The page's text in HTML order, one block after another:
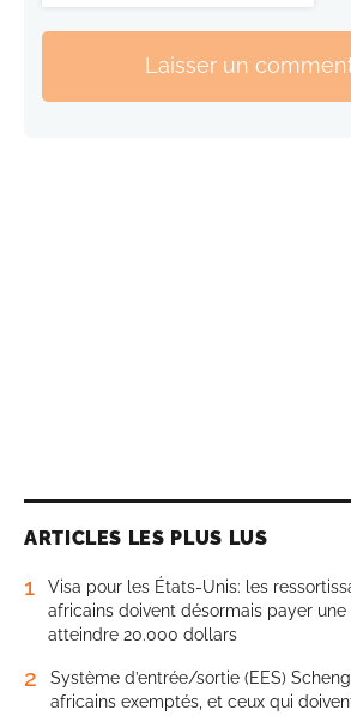
Laisser un
ARTICLES LES PLUS LUS
1
Visa pour les États-Unis: les
africains doivent désormais payer
atteindre 20.000 dollars
2
Système d’entrée/sortie (EES)
africains exemptés, et ceux qui